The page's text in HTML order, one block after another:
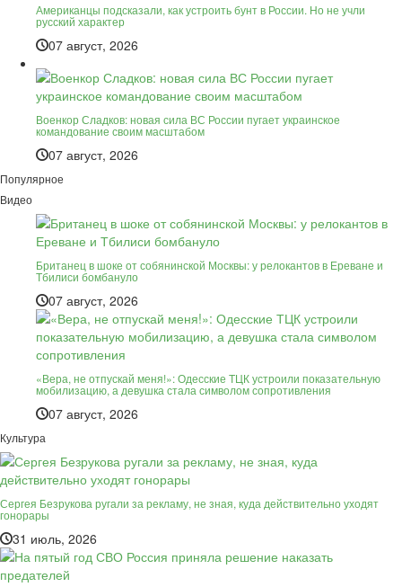
Американцы подсказали, как устроить бунт в России. Но не учли
русский характер
07 август, 2026
Военкор Сладков: новая сила ВС России пугает украинское
командование своим масштабом
07 август, 2026
Популярное
Видео
Британец в шоке от собянинской Москвы: у релокантов в Ереване и
Тбилиси бомбануло
07 август, 2026
«Вера, не отпускай меня!»: Одесские ТЦК устроили показательную
мобилизацию, а девушка стала символом сопротивления
07 август, 2026
Культура
Сергея Безрукова ругали за рекламу, не зная, куда действительно уходят
гонорары
31 июль, 2026